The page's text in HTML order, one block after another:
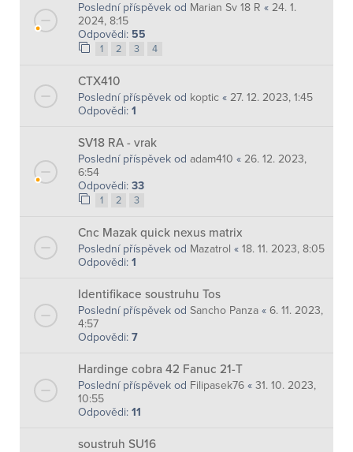
Poslední příspěvek od Marian Sv 18 R « 24. 1.
2024, 8:15
Odpovědi: 55
1 2 3 4
CTX410
Poslední příspěvek od koptic « 27. 12. 2023, 1:45
Odpovědi: 1
SV18 RA - vrak
Poslední příspěvek od adam410 « 26. 12. 2023,
6:54
Odpovědi: 33
1 2 3
Cnc Mazak quick nexus matrix
Poslední příspěvek od Mazatrol « 18. 11. 2023, 8:05
Odpovědi: 1
Identifikace soustruhu Tos
Poslední příspěvek od Sancho Panza « 6. 11. 2023,
4:57
Odpovědi: 7
Hardinge cobra 42 Fanuc 21-T
Poslední příspěvek od Filipasek76 « 31. 10. 2023,
10:55
Odpovědi: 11
soustruh SU16